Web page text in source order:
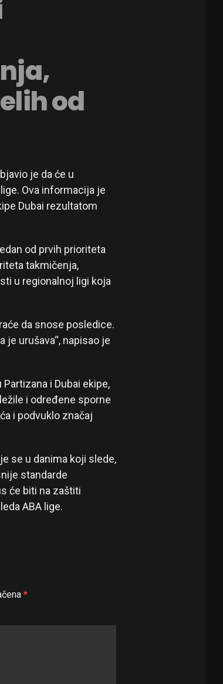
od
je da će u
Ova informacija je
Dubai rezultatom
od prvih prioriteta
takmičenja,
u regionalnoj ligi koja
da snose posledice.
je urušava“, napisao je
i Dubai ekipe,
i određene sporne
i podvuklo značaj
se u danima koji slede,
standarde
će biti na zaštiti
ABA lige.
*